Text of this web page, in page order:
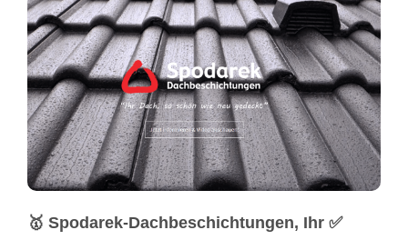
🥇 Spodarek-Dachbeschichtungen, Ihr ✅